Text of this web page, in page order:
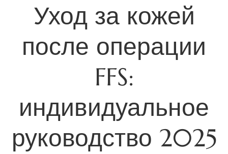
Уход за кожей
после операции
FFS:
индивидуальное
руководство 2025